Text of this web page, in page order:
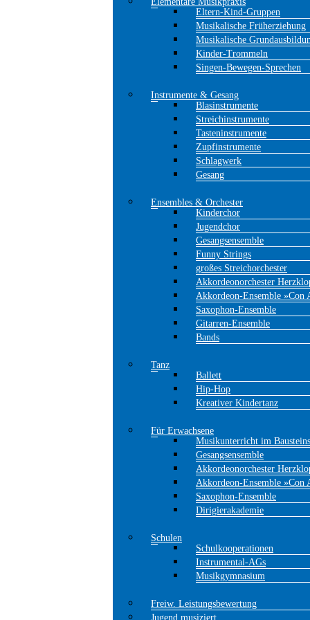
Eltern-Kind-Gruppen
Musikalische Früherziehung
Musikalische
Kinder-Trommeln
Singen-Bewegen-Sprechen
Instrumente & Gesang
Blasinstrumente
Streichinstrumente
Tasteninstrumente
Zupfinstrumente
Schlagwerk
Gesang
Ensembles & Orchester
Kinderchor
Jugendchor
Gesangsensemble
Funny Strings
großes Streichorchester
Akkordeonorchester
Akkordeon-Ensemble »Con
Saxophon-Ensemble
Gitarren-Ensemble
Bands
Tanz
Ballett
Hip-Hop
Kreativer Kindertanz
Für Erwachsene
Musikunterricht im
Gesangsensemble
Akkordeonorchester
Akkordeon-Ensemble »Con
Saxophon-Ensemble
Dirigierakademie
Schulen
Schulkooperationen
Instrumental-AGs
Musikgymnasium
Freiw. Leistungsbewertung
Jugend musiziert